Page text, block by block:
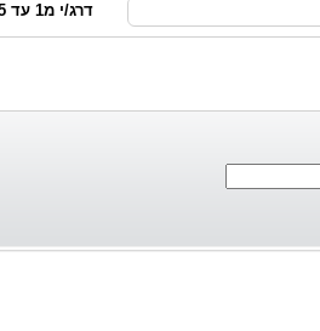
דרג/י מ1 עד 5